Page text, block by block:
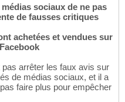
sociaux de ne pas
de fausses critiques
achetées et vendues sur
arrêter les faux avis sur
de médias sociaux, et il a
faire plus pour empêcher